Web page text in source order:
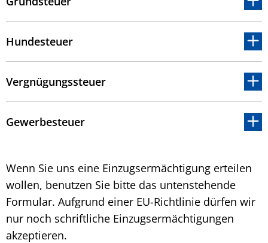
Hundesteuer
Vergnügungssteuer
Gewerbesteuer
Wenn Sie uns eine Einzugsermächtigung erteilen
wollen, benutzen Sie bitte das untenstehende
Formular. Aufgrund einer EU-Richtlinie dürfen wir
nur noch schriftliche Einzugsermächtigungen
akzeptieren.